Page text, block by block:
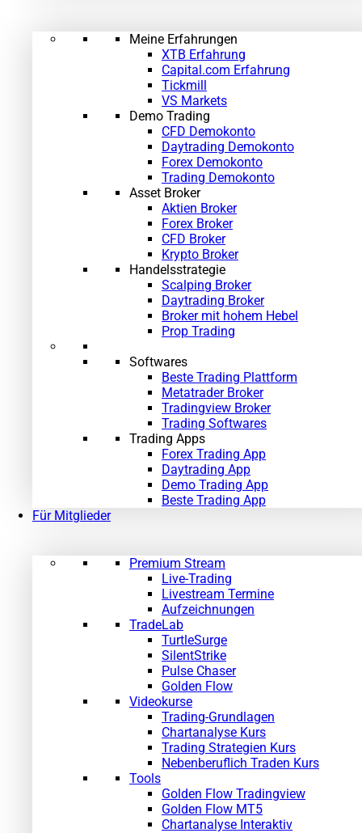
Meine Erfahrungen
XTB Erfahrung
Capital.com Erfahrung
Tickmill
VS Markets
Demo Trading
CFD Demokonto
Daytrading Demokonto
Forex Demokonto
Trading Demokonto
Asset Broker
Aktien Broker
Forex Broker
CFD Broker
Krypto Broker
Handelsstrategie
Scalping Broker
Daytrading Broker
Broker mit hohem Hebel
Prop Trading
Softwares
Beste Trading Plattform
Metatrader Broker
Tradingview Broker
Trading Softwares
Trading Apps
Forex Trading App
Daytrading App
Demo Trading App
Beste Trading App
Für Mitglieder
Premium Stream
Live-Trading
Livestream Termine
Aufzeichnungen
TradeLab
TurtleSurge
SilentStrike
Pulse Chaser
Golden Flow
Videokurse
Trading-Grundlagen
Chartanalyse Kurs
Trading Strategien Kurs
Nebenberuflich Traden Kurs
Tools
Golden Flow Tradingview
Golden Flow MT5
Chartanalyse Interaktiv